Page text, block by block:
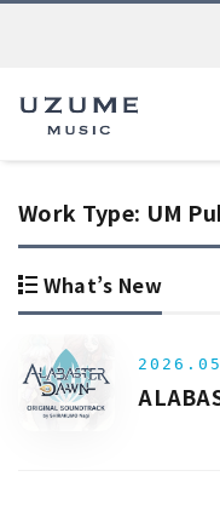
Work Type: UM
What’s New